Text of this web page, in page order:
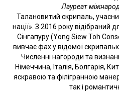
Лауреат
Талановитий скрипаль,
нації». З 2016 року відібраний
Сінгапуру (Yong Siew Toh
вивчає фах у відомої
Численні нагороди та
Німеччина, Італія, Болгарія,
яскравою та філігранною
так і